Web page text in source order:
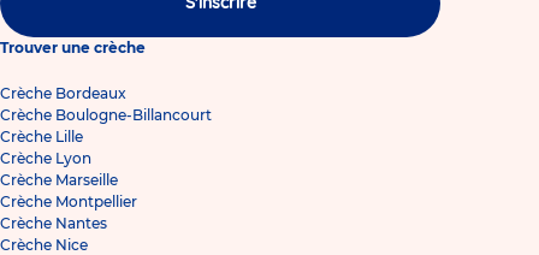
Trouver une crèche
Crèche Bordeaux
Crèche Boulogne-Billancourt
Crèche Lille
Crèche Lyon
Crèche Marseille
Crèche Montpellier
Crèche Nantes
Crèche Nice